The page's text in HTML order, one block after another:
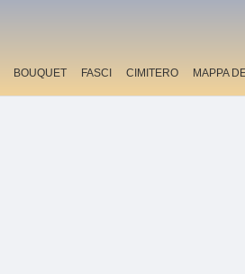
BOUQUET FASCI CIMITERO MAPPA